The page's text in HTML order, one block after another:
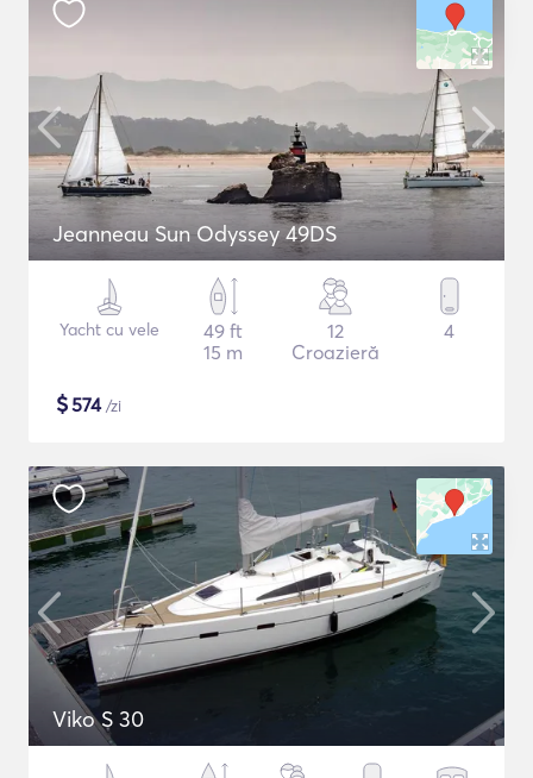
Jeanneau Sun Odyssey 49DS
Yacht cu vele
49 ft
15 m
12
Croazieră
4
$574/zi
Viko S 30